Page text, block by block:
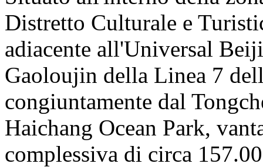
Distretto Culturale e
adiacente all'Universal
Gaoloujin della Linea 7
congiuntamente dal
Haichang Ocean Park,
complessiva di circa